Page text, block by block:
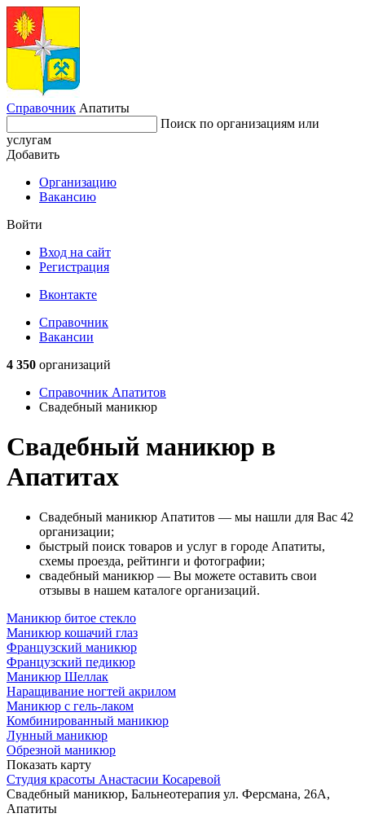
Справочник Апатиты
Поиск по организациям или
услугам
Добавить
Организацию
Вакансию
Войти
Вход на сайт
Регистрация
Вконтакте
Справочник
Вакансии
4 350 организаций
Справочник Апатитов
Свадебный маникюр
Свадебный маникюр в
Апатитах
Свадебный маникюр Апатитов — мы нашли для Вас 42
организации;
быстрый поиск товаров и услуг в городе Апатиты,
схемы проезда, рейтинги и фотографии;
свадебный маникюр — Вы можете оставить свои
отзывы в нашем каталоге организаций.
Маникюр битое стекло
Маникюр кошачий глаз
Французский маникюр
Французский педикюр
Маникюр Шеллак
Наращивание ногтей акрилом
Маникюр с гель-лаком
Комбинированный маникюр
Лунный маникюр
Обрезной маникюр
Показать карту
Студия красоты Анастасии Косаревой
Свадебный маникюр, Бальнеотерапия ул. Ферсмана, 26А,
Апатиты